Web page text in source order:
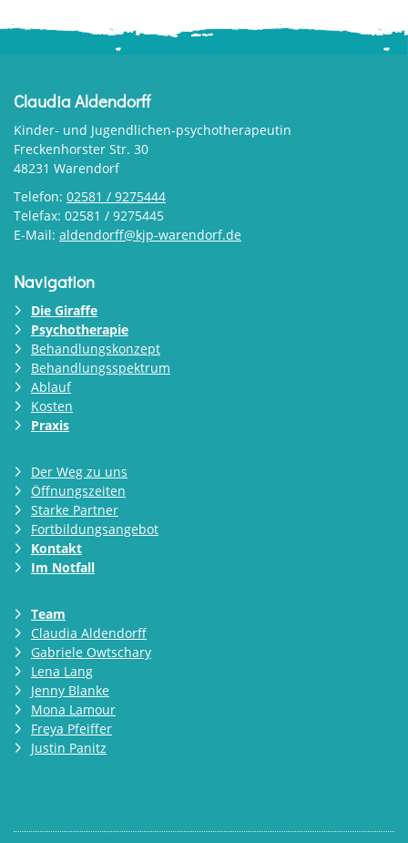
Claudia Aldendorff
Kinder- und Jugendlichen-psychotherapeutin
Freckenhorster Str. 30
48231 Warendorf
Telefon: 02581 / 9275444
Telefax: 02581 / 9275445
E-Mail: aldendorff@kjp-warendorf.de
Navigation
Die Giraffe
Psychotherapie
Behandlungskonzept
Behandlungsspektrum
Ablauf
Kosten
Praxis
Der Weg zu uns
Öffnungszeiten
Starke Partner
Fortbildungsangebot
Kontakt
Im Notfall
Team
Claudia Aldendorff
Gabriele Owtschary
Lena Lang
Jenny Blanke
Mona Lamour
Freya Pfeiffer
Justin Panitz